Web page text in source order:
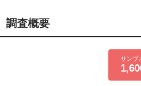
調査概要
サンプ